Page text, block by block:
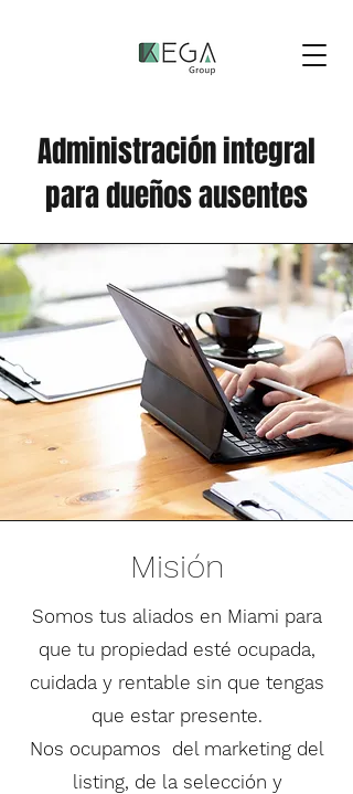
Administración integral
para dueños ausentes
Misión
Somos tus aliados en Miami para
que tu propiedad esté ocupada,
cuidada y rentable sin que tengas
que estar presente.
Nos ocupamos del marketing del
listing, de la selección y